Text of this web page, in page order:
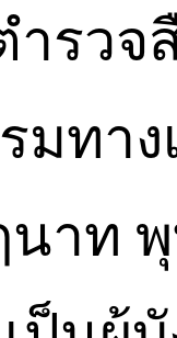
ำรว
มทา
าท พุ